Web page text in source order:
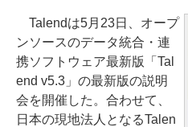
Talendは5月23日、オープ
ンソースのデータ統合・連
携ソフトウェア最新版「Tal
end v5.3」の最新版の説明
会を開催した。合わせて、
日本の現地法人となるTalen